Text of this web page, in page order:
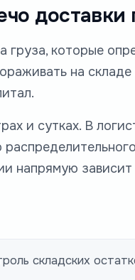
груза, которые
на
и сутках. В
напрямую
складских